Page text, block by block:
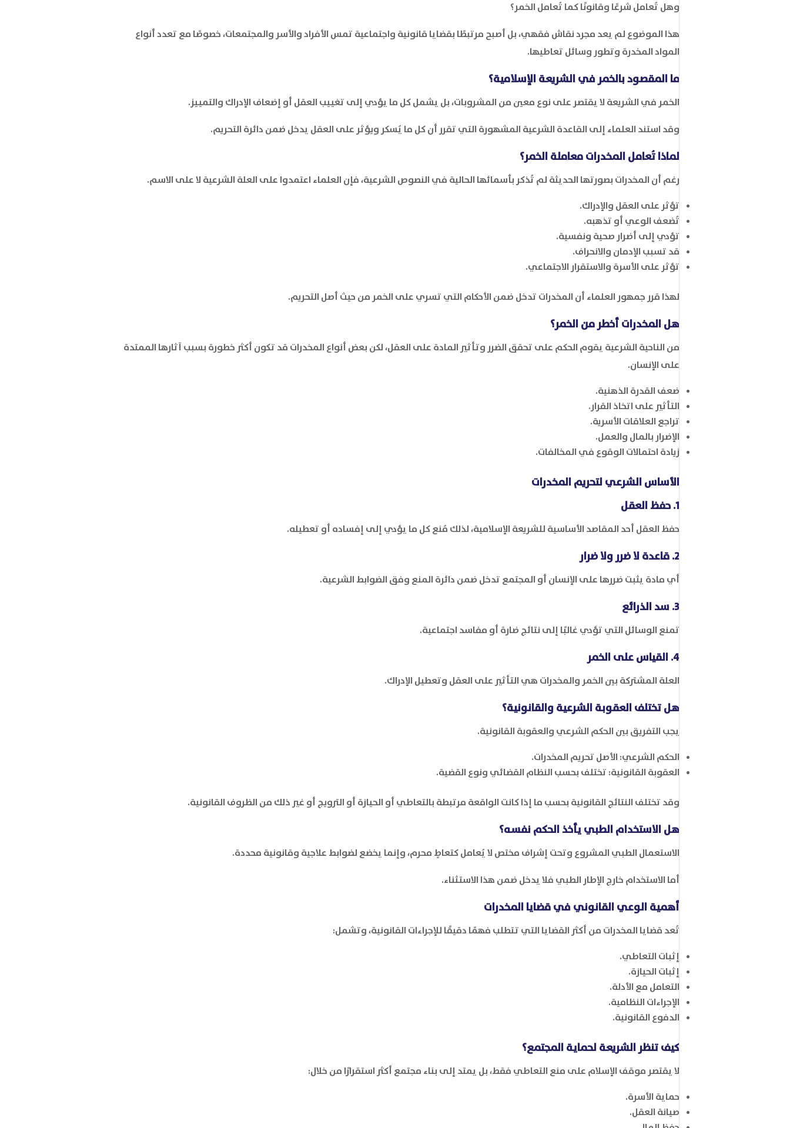
وهل تُعامل شرعًا وقانونًا كما تُعامل الخمر؟
هذا الموضوع لم يعد مجرد نقاش فقهي، بل أصبح مرتبطًا بقضايا قانونية واجتماعية تمس الأفراد والأسر والمجتمعات، خصوصًا مع تعدد أنواع
المواد المخدرة وتطور وسائل تعاطيها.
ما المقصود بالخمر في الشريعة الإسلامية؟
الخمر في الشريعة لا يقتصر على نوع معين من المشروبات، بل يشمل كل ما يؤدي إلى تغييب العقل أو إضعاف الإدراك والتمييز.
وقد استند العلماء إلى القاعدة الشرعية المشهورة التي تقرر أن كل ما يُسكر ويؤثر على العقل يدخل ضمن دائرة التحريم.
لماذا تُعامل المخدرات معاملة الخمر؟
رغم أن المخدرات بصورتها الحديثة لم تُذكر بأسمائها الحالية في النصوص الشرعية، فإن العلماء اعتمدوا على العلة الشرعية لا على الاسم.
تؤثر على العقل والإدراك.
تُضعف الوعي أو تذهبه.
تؤدي إلى أضرار صحية ونفسية.
قد تسبب الإدمان والانحراف.
تؤثر على الأسرة والاستقرار الاجتماعي.
لهذا قرر جمهور العلماء أن المخدرات تدخل ضمن الأحكام التي تسري على الخمر من حيث أصل التحريم.
هل المخدرات أخطر من الخمر؟
من الناحية الشرعية يقوم الحكم على تحقق الضرر وتأثير المادة على العقل، لكن بعض أنواع المخدرات قد تكون أكثر خطورة بسبب آثارها الممتدة
على الإنسان.
ضعف القدرة الذهنية.
التأثير على اتخاذ القرار.
تراجع العلاقات الأسرية.
الإضرار بالمال والعمل.
زيادة احتمالات الوقوع في المخالفات.
الأساس الشرعي لتحريم المخدرات
1. حفظ العقل
حفظ العقل أحد المقاصد الأساسية للشريعة الإسلامية، لذلك مُنع كل ما يؤدي إلى إفساده أو تعطيله.
2. قاعدة لا ضرر ولا ضرار
أي مادة يثبت ضررها على الإنسان أو المجتمع تدخل ضمن دائرة المنع وفق الضوابط الشرعية.
3. سد الذرائع
تمنع الوسائل التي تؤدي غالبًا إلى نتائج ضارة أو مفاسد اجتماعية.
4. القياس على الخمر
العلة المشتركة بين الخمر والمخدرات هي التأثير على العقل وتعطيل الإدراك.
هل تختلف العقوبة الشرعية والقانونية؟
يجب التفريق بين الحكم الشرعي والعقوبة القانونية.
الحكم الشرعي: الأصل تحريم المخدرات.
العقوبة القانونية: تختلف بحسب النظام القضائي ونوع القضية.
وقد تختلف النتائج القانونية بحسب ما إذا كانت الواقعة مرتبطة بالتعاطي أو الحيازة أو الترويج أو غير ذلك من الظروف القانونية.
هل الاستخدام الطبي يأخذ الحكم نفسه؟
الاستعمال الطبي المشروع وتحت إشراف مختص لا يُعامل كتعاطٍ محرم، وإنما يخضع لضوابط علاجية وقانونية محددة.
أما الاستخدام خارج الإطار الطبي فلا يدخل ضمن هذا الاستثناء.
أهمية الوعي القانوني في قضايا المخدرات
تُعد قضايا المخدرات من أكثر القضايا التي تتطلب فهمًا دقيقًا للإجراءات القانونية، وتشمل:
إثبات التعاطي.
إثبات الحيازة.
التعامل مع الأدلة.
الإجراءات النظامية.
الدفوع القانونية.
كيف تنظر الشريعة لحماية المجتمع؟
لا يقتصر موقف الإسلام على منع التعاطي فقط، بل يمتد إلى بناء مجتمع أكثر استقرارًا من خلال:
حماية الأسرة.
صيانة العقل.